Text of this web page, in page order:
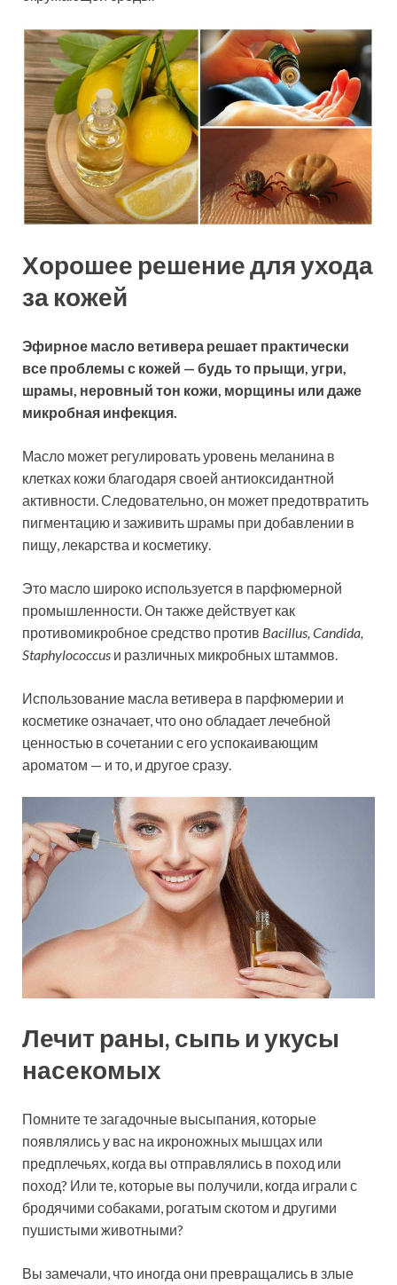
Хорошее решение для ухода
за кожей
Эфирное масло ветивера решает практически
все проблемы с кожей — будь то прыщи, угри,
шрамы, неровный тон кожи, морщины или даже
микробная инфекция.
Масло может регулировать уровень меланина в
клетках кожи благодаря своей антиоксидантной
активности. Следовательно, он может предотвратить
пигментацию и заживить шрамы при добавлении в
пищу, лекарства и косметику.
Это масло широко используется в парфюмерной
промышленности. Он также действует как
противомикробное средство против Bacillus, Candida,
Staphylococcus и различных микробных штаммов.
Использование масла ветивера в парфюмерии и
косметике означает, что оно обладает лечебной
ценностью в сочетании с его успокаивающим
ароматом — и то, и другое сразу.
Лечит раны, сыпь и укусы
насекомых
Помните те загадочные высыпания, которые
появлялись у вас на икроножных мышцах или
предплечьях, когда вы отправлялись в поход или
поход? Или те, которые вы получили, когда играли с
бродячими собаками, рогатым скотом и другими
пушистыми животными?
Вы замечали, что иногда они превращались в злые